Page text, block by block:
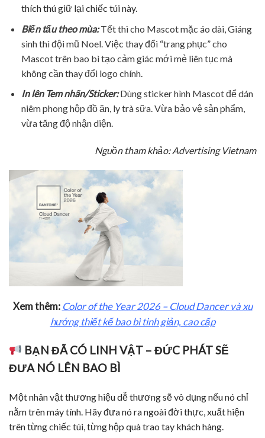
thích thú giữ lại chiếc túi này.
Biến tấu theo mùa:Tết thì cho Mascot mặc áo dài, Giáng
sinh thì đội mũ Noel. Việc thay đổi “trang phục” cho
Mascot trên bao bì tạo cảm giác mới mẻ liên tục mà
không cần thay đổi logo chính.
In lên Tem nhãn/Sticker:Dùng sticker hình Mascot để dán
niêm phong hộp đồ ăn, ly trà sữa. Vừa bảo vệ sản phẩm,
vừa tăng độ nhận diện.
Nguồn tham khảo: Advertising Vietnam
Xem thêm: Color of the Year 2026 – Cloud Dancer và xu
hướng thiết kế bao bì tinh giản, cao cấp
BẠN ĐÃ CÓ LINH VẬT – ĐỨC PHÁT SẼ
ĐƯA NÓ LÊN BAO BÌ
Một nhân vật thương hiệu dễ thương sẽ vô dụng nếu nó chỉ
nằm trên máy tính. Hãy đưa nó ra ngoài đời thực, xuất hiện
trên từng chiếc túi, từng hộp quà trao tay khách hàng.